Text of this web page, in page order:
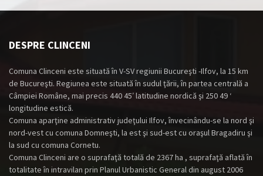
DESPRE CLINCENI
Comuna Clinceni este situată în V-SV regiunii Bucureşti -Ilfov, la 15 km
de Bucureşti. Regiunea este situată în sudul ţării, în partea centrală a
Câmpiei Române, mai precis 440 45′ latitudine nordică şi 250 49 ‘
longitudine estică.
Comuna aparţine administrativ judeţului Ilfov, învecinându-se la nord şi
nord-vest cu comuna Domneşti, la est şi sud-est cu oraşul Bragadiru şi
la sud cu comuna Cornetu.
Comuna Clinceni are o suprafaţă totală de 2367 ha , suprafaţă aflată în
totalitate în intravilan prin Planul Urbanistic General din august 2006